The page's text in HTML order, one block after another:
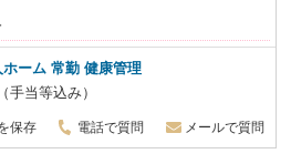
ホーム 常勤 健康管理
手当等込み）
保存 電話で質問 メールで質問